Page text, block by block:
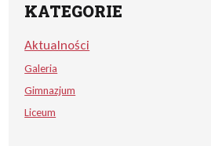
KATEGORIE
Aktualności
Galeria
Gimnazjum
Liceum